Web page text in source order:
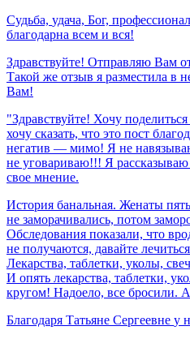
Судьба, удача, Бог,
благодарна всем и вся!
Здравствуйте! Отправляю Вам
Такой же отзыв я разместила в
Вам!
"Здравствуйте! Хочу
хочу сказать, что это пост
негатив — мимо! Я не
не уговариваю!!! Я
свое мнение.
История банальная. Женаты
не заморачивались, потом
Обследования показали, что
не получаются, давайте
Лекарства, таблетки, уколы,
И опять лекарства, таблетки,
кругом! Надоело, все бросили. А
Благодаря Татьяне Сергеевне у